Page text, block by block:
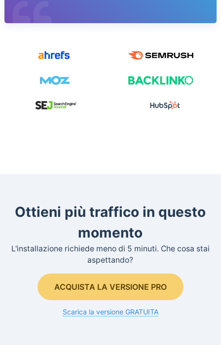
Ottieni più traffico in questo
momento
L'installazione richiede meno di 5 minuti. Che cosa stai
aspettando?
ACQUISTA LA VERSIONE PRO
Scarica la versione GRATUITA